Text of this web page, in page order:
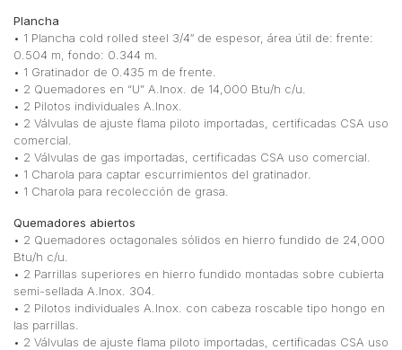
Plancha
• 1 Plancha cold rolled steel 3/4″ de espesor, área útil de: frente:
0.504 m, fondo: 0.344 m.
• 1 Gratinador de 0.435 m de frente.
• 2 Quemadores en “U” A.Inox. de 14,000 Btu/h c/u.
• 2 Pilotos individuales A.Inox.
• 2 Válvulas de ajuste flama piloto importadas, certificadas CSA uso
comercial.
• 2 Válvulas de gas importadas, certificadas CSA uso comercial.
• 1 Charola para captar escurrimientos del gratinador.
• 1 Charola para recolección de grasa.
Quemadores abiertos
• 2 Quemadores octagonales sólidos en hierro fundido de 24,000
Btu/h c/u.
• 2 Parrillas superiores en hierro fundido montadas sobre cubierta
semi-sellada A.Inox. 304.
• 2 Pilotos individuales A.Inox. con cabeza roscable tipo hongo en
las parrillas.
• 2 Válvulas de ajuste flama piloto importadas, certificadas CSA uso